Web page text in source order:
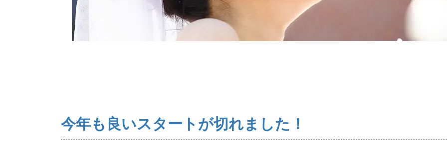
コース・料金・入会案内
ご来店WEB予約 婚活キャンペーン
今年も良いスタートが切れました！